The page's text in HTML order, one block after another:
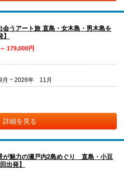
会うアート旅 直島・女木島・男木島を
179,000円
~ 2026年 11月
詳細を見る
が魅力の瀬戸内2島めぐり 直島・小豆
出発】